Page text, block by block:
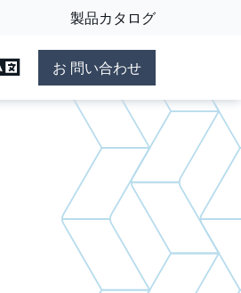
製品カタログ
言語の変更お 問い合わせ